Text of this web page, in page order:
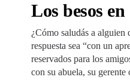
Los besos en
¿Cómo saludás a alguien
respuesta sea “con un
reservados para los
con su abuela, su gerente